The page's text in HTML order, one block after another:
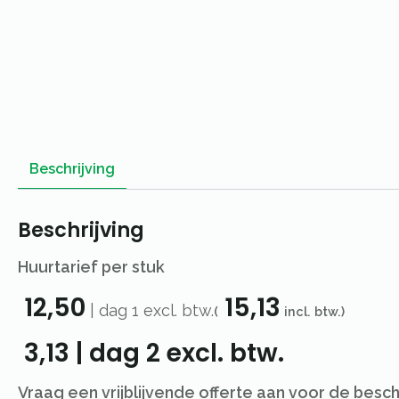
Beschrijving
Beschrijving
Huurtarief per stuk
12,50 dag 1 excl. btw.( 15,13 incl. btw.)
3,13 | dag 2 excl. btw.
Vraag een vrijblijvende offerte aan voor de